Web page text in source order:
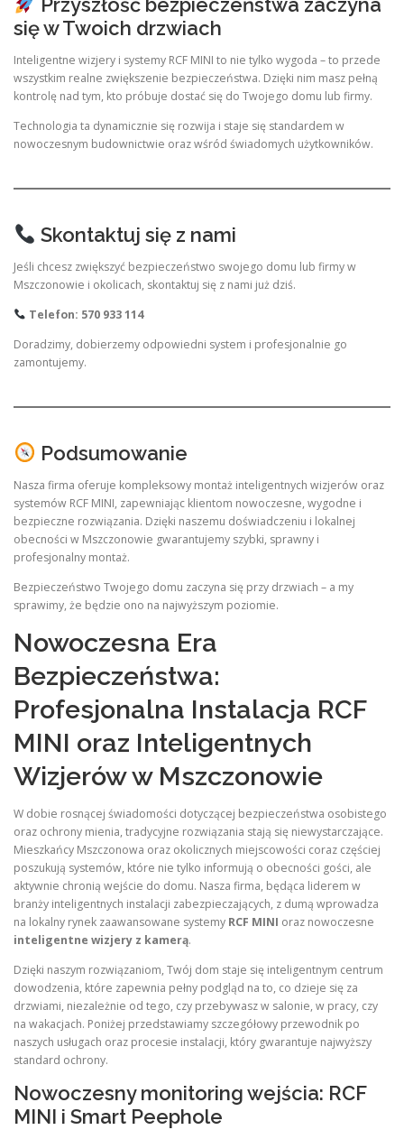
się w Twoich drzwiach
Inteligentne wizjery i systemy RCF MINI to nie tylko wygoda – to przede
wszystkim realne zwiększenie bezpieczeństwa. Dzięki nim masz pełną
kontrolę nad tym, kto próbuje dostać się do Twojego domu lub firmy.
Technologia ta dynamicznie się rozwija i staje się standardem w
nowoczesnym budownictwie oraz wśród świadomych użytkowników.
Skontaktuj się z nami
Jeśli chcesz zwiększyć bezpieczeństwo swojego domu lub firmy w
Mszczonowie i okolicach, skontaktuj się z nami już dziś.
Telefon: 570 933 114
Doradzimy, dobierzemy odpowiedni system i profesjonalnie go
zamontujemy.
Podsumowanie
Nasza firma oferuje kompleksowy montaż inteligentnych wizjerów oraz
systemów RCF MINI, zapewniając klientom nowoczesne, wygodne i
bezpieczne rozwiązania. Dzięki naszemu doświadczeniu i lokalnej
obecności w Mszczonowie gwarantujemy szybki, sprawny i
profesjonalny montaż.
Bezpieczeństwo Twojego domu zaczyna się przy drzwiach – a my
sprawimy, że będzie ono na najwyższym poziomie.
Nowoczesna Era
Bezpieczeństwa:
Profesjonalna Instalacja RCF
MINI oraz Inteligentnych
Wizjerów w Mszczonowie
W dobie rosnącej świadomości dotyczącej bezpieczeństwa osobistego
oraz ochrony mienia, tradycyjne rozwiązania stają się niewystarczające.
Mieszkańcy Mszczonowa oraz okolicznych miejscowości coraz częściej
poszukują systemów, które nie tylko informują o obecności gości, ale
aktywnie chronią wejście do domu. Nasza firma, będąca liderem w
branży inteligentnych instalacji zabezpieczających, z dumą wprowadza
na lokalny rynek zaawansowane systemy RCF MINI oraz nowoczesne
inteligentne wizjery z kamerą.
Dzięki naszym rozwiązaniom, Twój dom staje się inteligentnym centrum
dowodzenia, które zapewnia pełny podgląd na to, co dzieje się za
drzwiami, niezależnie od tego, czy przebywasz w salonie, w pracy, czy
na wakacjach. Poniżej przedstawiamy szczegółowy przewodnik po
naszych usługach oraz procesie instalacji, który gwarantuje najwyższy
standard ochrony.
Nowoczesny monitoring wejścia: RCF
MINI i Smart Peephole